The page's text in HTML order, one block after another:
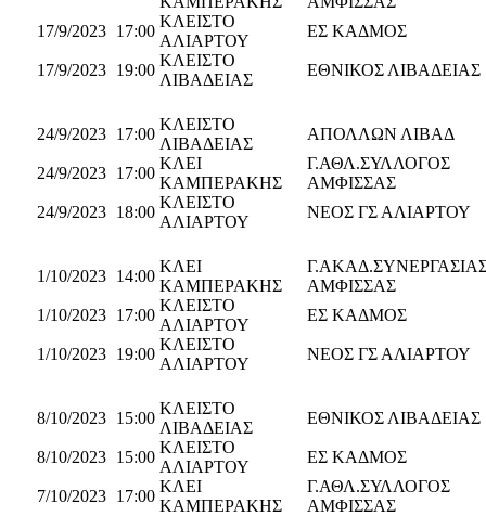
17/9/2023 17:00
ΚΛΕΙΣΤΟ
ΑΛΙΑΡΤΟΥ
ΕΣ ΚΑΔΜΟΣ
17/9/2023 19:00
ΚΛΕΙΣΤΟ
ΛΙΒΑΔΕΙΑΣ
ΕΘΝΙΚΟΣ ΛΙΒΑΔΕΙΑΣ
24/9/2023 17:00
ΚΛΕΙΣΤΟ
ΛΙΒΑΔΕΙΑΣ
ΑΠΟΛΛΩΝ ΛΙΒΑΔ
24/9/2023 17:00
ΚΛΕΙ
ΚΑΜΠΕΡΑΚΗΣ
Γ.ΑΘΛ.ΣΥΛΛΟΓΟΣ
ΑΜΦΙΣΣΑΣ
24/9/2023 18:00
ΚΛΕΙΣΤΟ
ΑΛΙΑΡΤΟΥ
ΝΕΟΣ ΓΣ ΑΛΙΑΡΤΟΥ
1/10/2023 14:00
ΚΛΕΙ
ΚΑΜΠΕΡΑΚΗΣ
ΑΜΦΙΣΣΑΣ
1/10/2023 17:00
ΚΛΕΙΣΤΟ
ΑΛΙΑΡΤΟΥ
ΕΣ ΚΑΔΜΟΣ
1/10/2023 19:00
ΚΛΕΙΣΤΟ
ΑΛΙΑΡΤΟΥ
ΝΕΟΣ ΓΣ ΑΛΙΑΡΤΟΥ
8/10/2023 15:00
ΚΛΕΙΣΤΟ
ΛΙΒΑΔΕΙΑΣ
ΕΘΝΙΚΟΣ ΛΙΒΑΔΕΙΑΣ
8/10/2023 15:00
ΚΛΕΙΣΤΟ
ΑΛΙΑΡΤΟΥ
ΕΣ ΚΑΔΜΟΣ
7/10/2023 17:00
ΚΛΕΙ
ΚΑΜΠΕΡΑΚΗΣ
Γ.ΑΘΛ.ΣΥΛΛΟΓΟΣ
ΑΜΦΙΣΣΑΣ